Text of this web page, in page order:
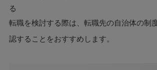
る
転職を検討する際は、転職先の自治体の制
認することをおすすめします。